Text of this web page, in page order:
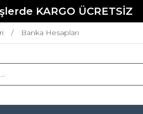
KARGO ÜCRETSİZ
Banka Hesapları